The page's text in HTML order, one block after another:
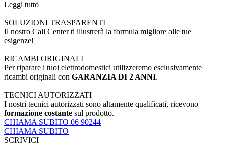
Leggi tutto
SOLUZIONI TRASPARENTI
Il nostro Call Center ti illustrerà la formula migliore alle tue
esigenze!
RICAMBI ORIGINALI
Per riparare i tuoi elettrodomestici utilizzeremo esclusivamente
ricambi originali con GARANZIA DI 2 ANNI.
TECNICI AUTORIZZATI
I nostri tecnici autorizzati sono altamente qualificati, ricevono
formazione costante sul prodotto.
CHIAMA SUBITO 06 90244
CHIAMA SUBITO
SCRIVICI